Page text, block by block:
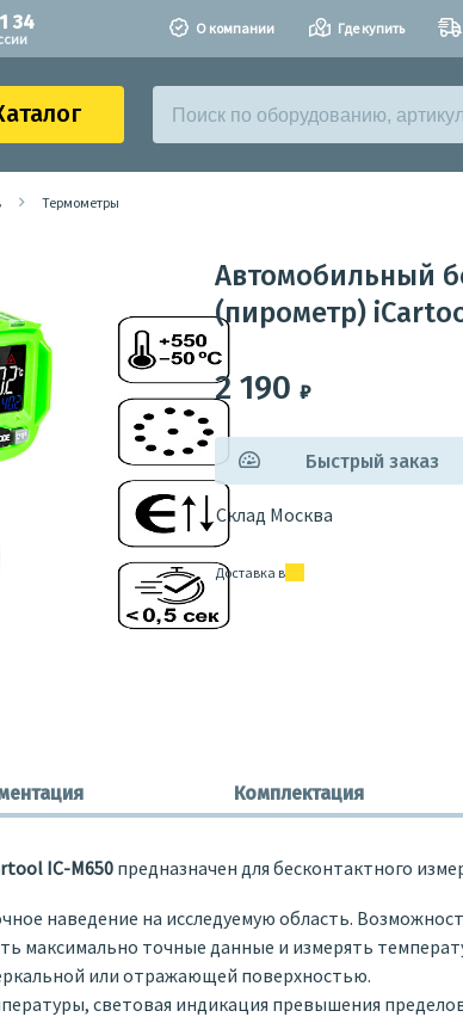
34 О компании Где купить
Термометры
Автомобильный
(пирометр)
2 190₽
Быстрый заказ
Склад Москва
Доставка в
Комплектация
IC-M650 предназначен для бесконтактного
наведение на исследуемую область.
максимально точные данные и измерять
или отражающей поверхностью.
световая индикация превышения